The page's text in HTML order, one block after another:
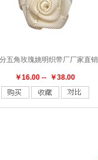
714 714-720
148 8B02CC-751
五角玫瑰姚明织带厂厂家直销
￥16.00 -- ￥38.00